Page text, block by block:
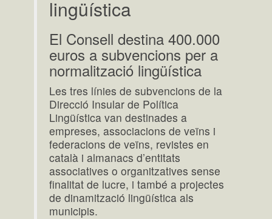
lingüística
El Consell destina 400.000
euros a subvencions per a
normalització lingüística
Les tres línies de subvencions de la
Direcció Insular de Política
Lingüística van destinades a
empreses, associacions de veïns i
federacions de veïns, revistes en
català i almanacs d’entitats
associatives o organitzatives sense
finalitat de lucre, i també a projectes
de dinamització lingüística als
municipis.